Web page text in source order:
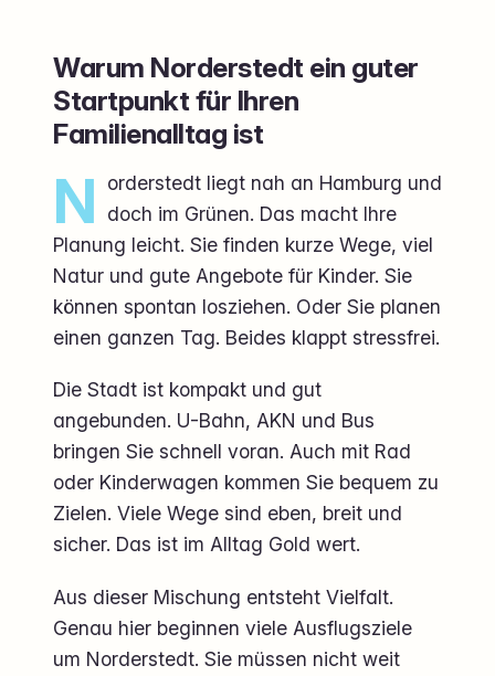
Warum Norderstedt ein guter
Startpunkt für Ihren
Familienalltag ist
N
orderstedt liegt nah an Hamburg und
doch im Grünen. Das macht Ihre
Planung leicht. Sie finden kurze Wege, viel
Natur und gute Angebote für Kinder. Sie
können spontan losziehen. Oder Sie planen
einen ganzen Tag. Beides klappt stressfrei.
Die Stadt ist kompakt und gut
angebunden. U-Bahn, AKN und Bus
bringen Sie schnell voran. Auch mit Rad
oder Kinderwagen kommen Sie bequem zu
Zielen. Viele Wege sind eben, breit und
sicher. Das ist im Alltag Gold wert.
Aus dieser Mischung entsteht Vielfalt.
Genau hier beginnen viele Ausflugsziele
um Norderstedt. Sie müssen nicht weit